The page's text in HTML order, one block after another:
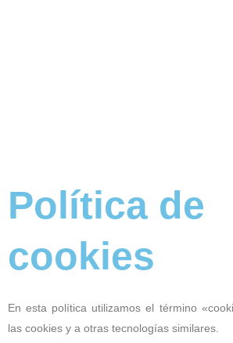
Política de
cookies
En esta política utilizamos el término
las cookies y a otras tecnologías similares.